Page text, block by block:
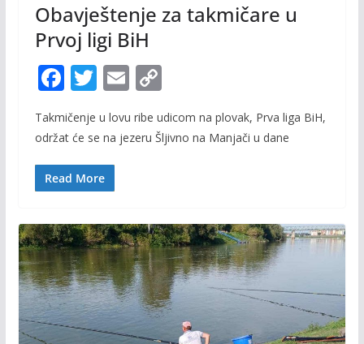
Obavještenje za takmičare u
Prvoj ligi BiH
F
ac
e
b
o
k
T
w
itt
er
E
m
ai
C
o
p
y
k
Takmičenje u lovu ribe udicom na plovak, Prva liga BiH,
održat će se na jezeru Šljivno na Manjači u dane
Read More